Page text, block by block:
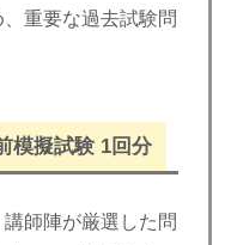
重要な過去試験問
模擬試験 1回分
師陣が厳選した問